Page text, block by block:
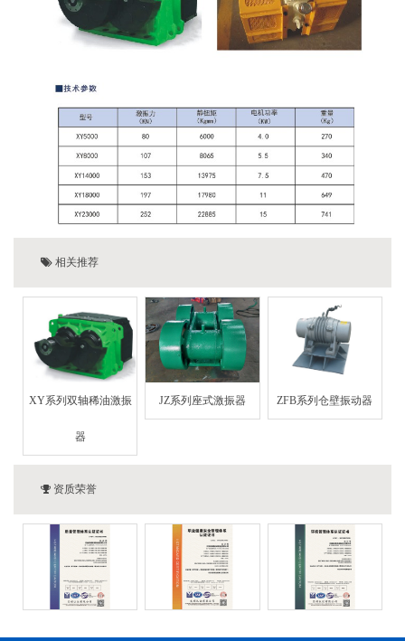
相关推荐
XY系列双轴稀油激振
器
JZ系列座式激振器 ZFB系列仓壁振动器
资质荣誉